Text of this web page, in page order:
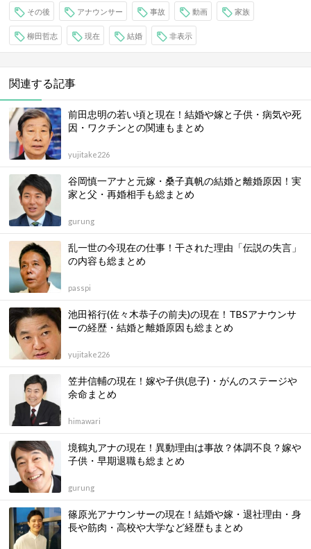
その後 アナウンサー 事故 動画 家族
柳田哲志 現在 結婚 非表示
関連する記事
前田忠明の若い頃と現在！結婚や嫁と子供・病気や死
因・ワクチンとの関連もまとめ
yujitake226
谷岡慎一アナと元嫁・桑子真帆の結婚と離婚原因！実
家と父・再婚相手も総まとめ
gurung
乱一世の今現在の仕事！干された理由「伝説の失言」
の内容も総まとめ
passpi
池田裕行(佐々木恭子の前夫)の現在！TBSアナウンサ
ーの経歴・結婚と離婚原因も総まとめ
yujitake226
笠井信輔の現在！嫁や子供(息子)・がんのステージや
余命まとめ
himawari
境鶴丸アナの現在！異動理由は事故？体調不良？嫁や
子供・早期退職も総まとめ
gurung
篠原光アナウンサーの現在！結婚や嫁・退社理由・身
長や筋肉・高校や大学など経歴もまとめ